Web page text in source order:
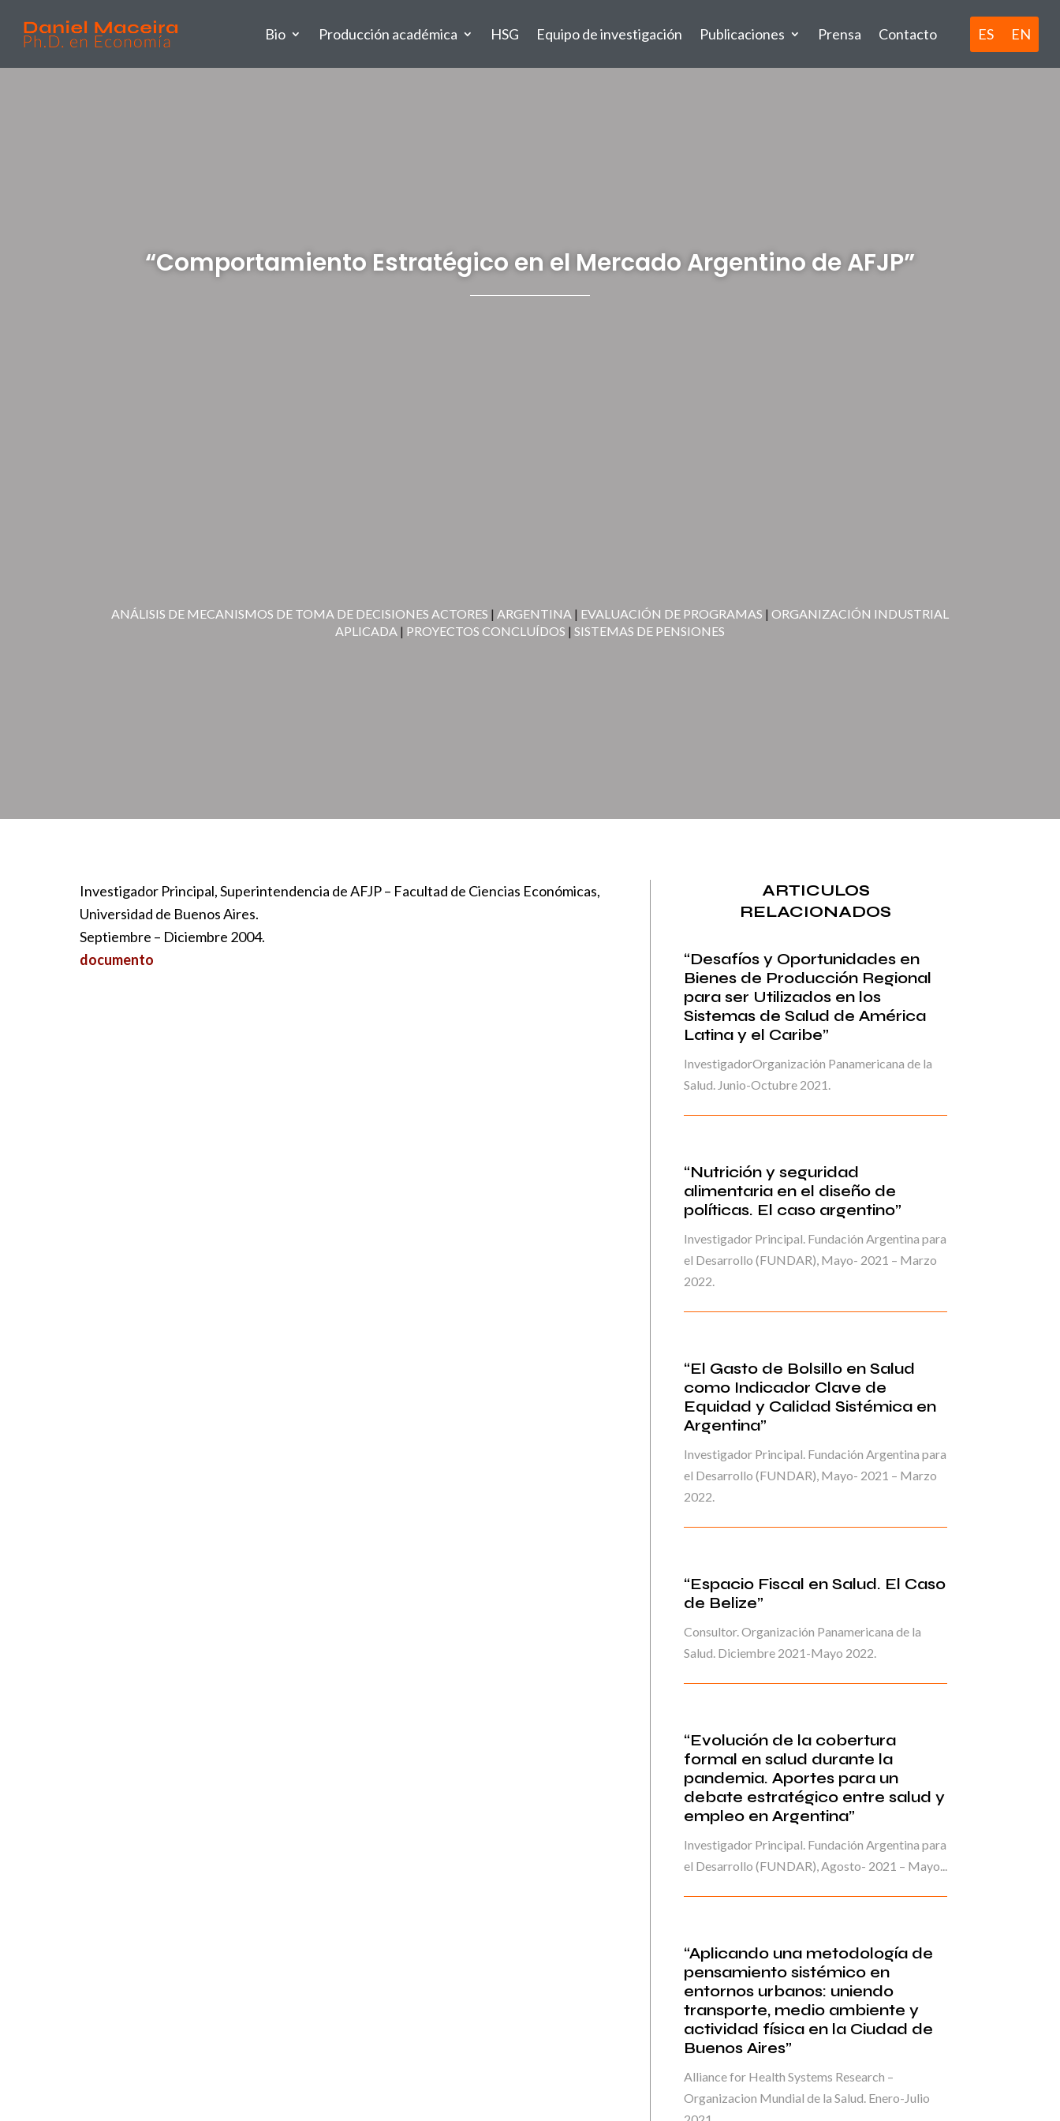
Bio Producción académica HSG Equipo de investigación Publicaciones Prensa Contacto ES EN
“Comportamiento Estratégico en el Mercado Argentino de AFJP”
ANÁLISIS DE MECANISMOS DE TOMA DE DECISIONES ACTORES | ARGENTINA | EVALUACIÓN DE PROGRAMAS | ORGANIZACIÓN INDUSTRIAL
APLICADA | PROYECTOS CONCLUÍDOS | SISTEMAS DE PENSIONES
Investigador Principal, Superintendencia de AFJP – Facultad de Ciencias Económicas,
Universidad de Buenos Aires.
Septiembre – Diciembre 2004.
documento
ARTICULOS
RELACIONADOS
“Desafíos y Oportunidades en
Bienes de Producción Regional
para ser Utilizados en los
Sistemas de Salud de América
Latina y el Caribe”
InvestigadorOrganización Panamericana de la
Salud. Junio-Octubre 2021.
“Nutrición y seguridad
alimentaria en el diseño de
políticas. El caso argentino”
Investigador Principal. Fundación Argentina para
el Desarrollo (FUNDAR), Mayo- 2021 – Marzo
2022.
“El Gasto de Bolsillo en Salud
como Indicador Clave de
Equidad y Calidad Sistémica en
Argentina”
Investigador Principal. Fundación Argentina para
el Desarrollo (FUNDAR), Mayo- 2021 – Marzo
2022.
“Espacio Fiscal en Salud. El Caso
de Belize”
Consultor. Organización Panamericana de la
Salud. Diciembre 2021-Mayo 2022.
“Evolución de la cobertura
formal en salud durante la
pandemia. Aportes para un
debate estratégico entre salud y
empleo en Argentina”
Investigador Principal. Fundación Argentina para
el Desarrollo (FUNDAR), Agosto- 2021 – Mayo...
“Aplicando una metodología de
pensamiento sistémico en
entornos urbanos: uniendo
transporte, medio ambiente y
actividad física en la Ciudad de
Buenos Aires”
Alliance for Health Systems Research –
Organizacion Mundial de la Salud. Enero-Julio